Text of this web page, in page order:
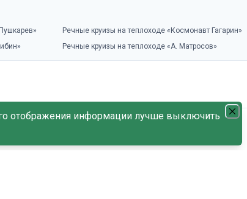
Речные круизы на теплоходе «Космонавт Гагарин»
Речные круизы на теплоходе «А. Матросов»
отображения информации лучше выключить